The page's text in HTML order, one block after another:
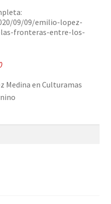
09/09/emilio-lopez-
fronteras-entre-los-